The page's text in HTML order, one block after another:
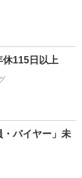
115日以上
バイヤー」未